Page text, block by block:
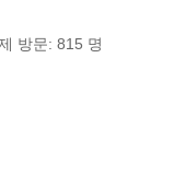
방문: 815 명